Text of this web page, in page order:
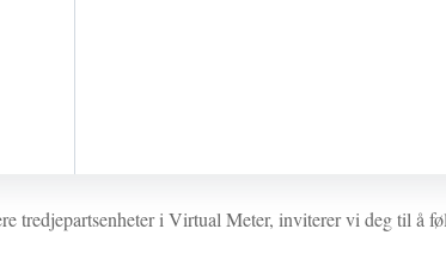
tredjepartsenheter i Virtual Meter, inviterer vi deg til å